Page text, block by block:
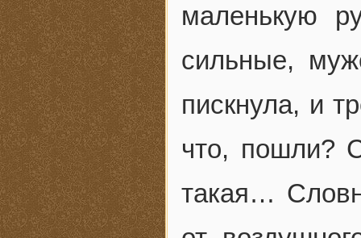
маленькую
сильные,
пискнула, и
что, пошли?
такая…